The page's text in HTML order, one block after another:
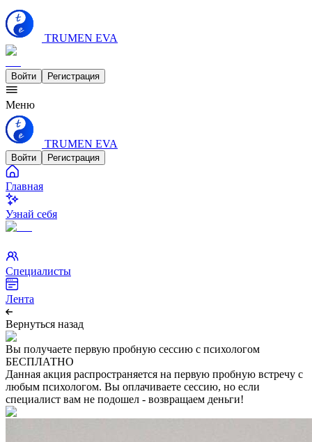
TRUMEN EVA
Войти Регистрация
Меню
TRUMEN EVA
Войти Регистрация
Главная
Узнай себя
Специалисты
Лента
Вернуться назад
Вы получаете первую пробную сессию с психологом
БЕСПЛАТНО
Данная акция распространяется на первую пробную встречу с
любым психологом. Вы оплачиваете сессию, но если
специалист вам не подошел - возвращаем деньги!